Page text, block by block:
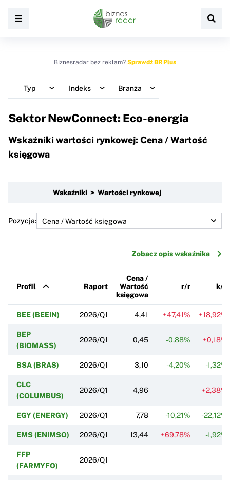
Biznesradar bez reklam? Sprawdź BR Plus
Typ Indeks Branża
Sektor NewConnect: Eco-energia
Wskaźniki wartości rynkowej: Cena / Wartość
księgowa
Wskaźniki > Wartości rynkowej
Pozycja:
Zobacz opis wskaźnika
Profil Raport
Cena /
Wartość
księgowa
r/r k/k
BEE (BEEIN) 2026/Q1 4,41 +47,41% +18,92%
BEP
(BIOMASS)
2026/Q1 0,45 -0,88% +0,18%
BSA (BRAS) 2026/Q1 3,10 -4,20% -1,32%
CLC
(COLUMBUS)
2026/Q1 4,96 +2,38%
EGY (ENERGY) 2026/Q1 7,78 -10,21% -22,12%
EMS (ENIMSO) 2026/Q1 13,44 +69,78% -1,92%
FFP
(FARMYFO)
2026/Q1